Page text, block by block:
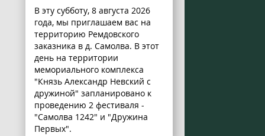
В эту субботу, 8 августа 2026
года, мы приглашаем вас на
территорию Ремдовского
заказника в д. Самолва. В этот
день на территории
мемориального комплекса
"Князь Александр Невский с
дружиной" запланировано к
проведению 2 фестиваля -
"Самолва 1242" и "Дружина
Первых".